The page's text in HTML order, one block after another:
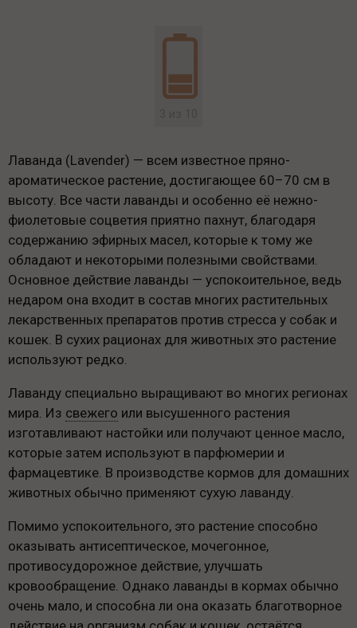
Лаванда (Lavender) — всем известное пряно-
ароматическое растение, достигающее 60–70 см в
высоту. Все части лаванды и особенно её нежно-
фиолетовые соцветия приятно пахнут, благодаря
содержанию эфирных масел, которые к тому же
обладают и некоторыми полезными свойствами.
Основное действие лаванды — успокоительное, ведь
недаром она входит в состав многих растительных
лекарственных препаратов против стресса у собак и
кошек. В сухих рационах для животных это растение
используют редко.
Лаванду специально выращивают во многих регионах
мира. Из свежего или высушенного растения
изготавливают настойки или получают ценное масло,
которые затем используют в парфюмерии и
фармацевтике. В производстве кормов для домашних
животных обычно применяют сухую лаванду.
Помимо успокоительного, это растение способно
оказывать антисептическое, мочегонное,
противосудорожное действие, улучшать
кровообращение. Однако лаванды в кормах обычно
очень мало, и способна ли она оказать благотворное